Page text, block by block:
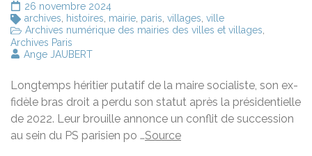
26 novembre 2024
archives
histoires mairie paris villages ville
Archives numérique des mairies des villes et villages
Archives Paris
Ange JAUBERT
Longtemps héritier putatif de la maire socialiste, son ex-
fidèle bras droit a perdu son statut après la présidentielle
de 2022. Leur brouille annonce un conflit de succession
au sein du PS parisien po …Source